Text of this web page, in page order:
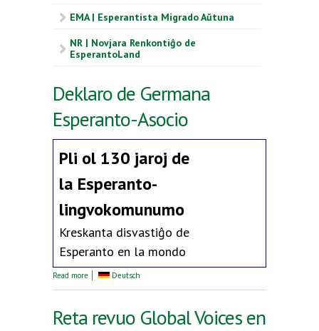
EMA | Esperantista Migrado Aŭtuna
NR | Novjara Renkontiĝo de
EsperantoLand
Deklaro de Germana
Esperanto-Asocio
Pli ol 130 jaroj de
la Esperanto-
lingvokomunumo
Kreskanta disvastiĝo de
Esperanto en la mondo
Read more about Deklaro de Germana Esperanto-Asocio
Deutsch
Reta revuo Global Voices en